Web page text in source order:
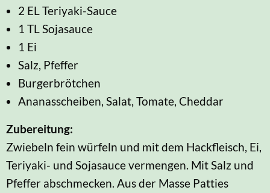
2 EL Teriyaki-Sauce
1 TL Sojasauce
1 Ei
Salz, Pfeffer
Burgerbrötchen
Ananasscheiben, Salat, Tomate, Cheddar
Zubereitung:
Zwiebeln fein würfeln und mit dem Hackfleisch, Ei,
Teriyaki- und Sojasauce vermengen. Mit Salz und
Pfeffer abschmecken. Aus der Masse Patties